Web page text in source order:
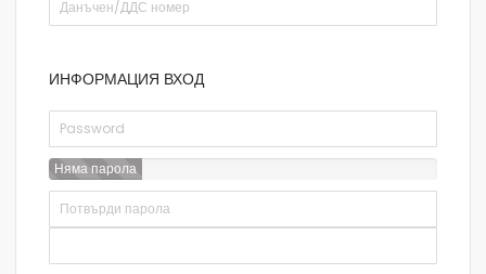
ИНФОРМАЦИЯ ВХОД
Няма парола